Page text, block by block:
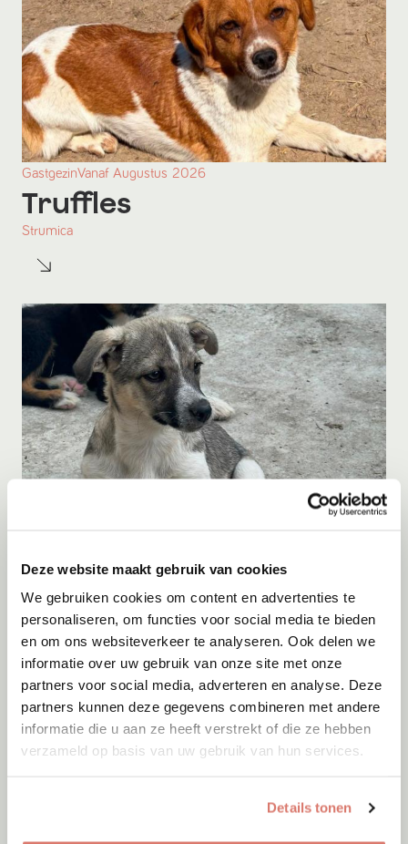
Deze website maakt gebruik van cookies
We gebruiken cookies om content en advertenties te
personaliseren, om functies voor social media te bieden
en om ons websiteverkeer te analyseren. Ook delen we
informatie over uw gebruik van onze site met onze
partners voor social media, adverteren en analyse. Deze
partners kunnen deze gegevens combineren met andere
informatie die u aan ze heeft verstrekt of die ze hebben
verzameld op basis van uw gebruik van hun services.
Details tonen
GastgezinVanaf Augustus 2026
Truffles
Strumica
Zoe
Onesti